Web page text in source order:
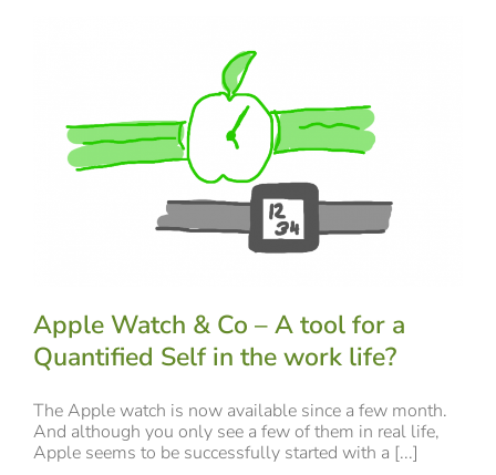
Apple Watch & Co – A tool for a
Quantified Self in the work life?
The Apple watch is now available since a few month.
And although you only see a few of them in real life,
Apple seems to be successfully started with a [...]